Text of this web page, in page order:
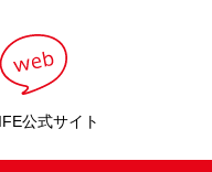
公式サイト